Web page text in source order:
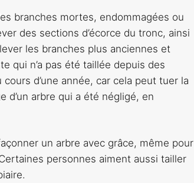
branches mortes, endommagées ou
des sections d’écorce du tronc, ainsi
les branches plus anciennes et
qui n’a pas été taillée depuis des
d’une année, car cela peut tuer la
d’un arbre qui a été négligé, en
un arbre avec grâce, même pour
personnes aiment aussi tailler